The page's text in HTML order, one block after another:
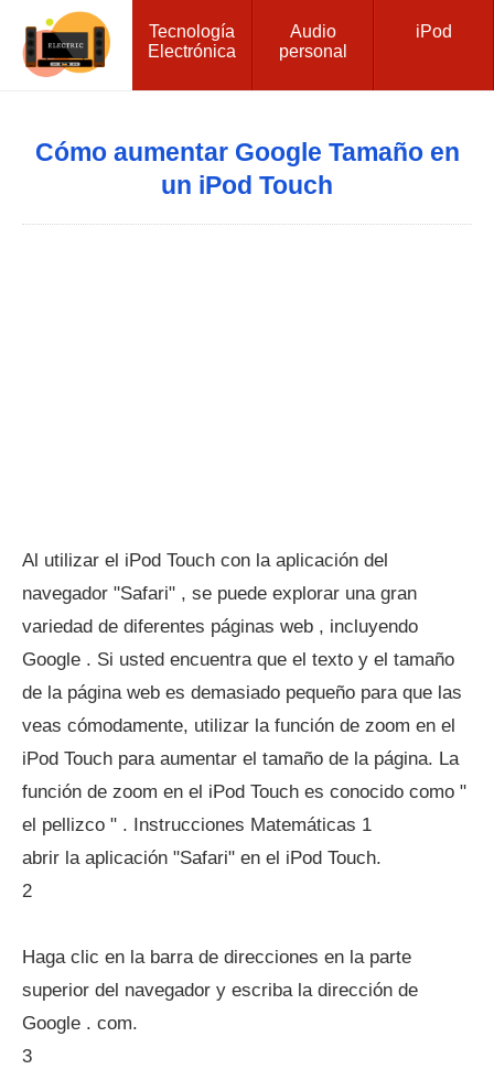
Tecnología
Electrónica
Audio
personal
iPod
Cómo aumentar Google Tamaño en
un iPod Touch
Al utilizar el iPod Touch con la aplicación del
navegador "Safari" , se puede explorar una gran
variedad de diferentes páginas web , incluyendo
Google . Si usted encuentra que el texto y el tamaño
de la página web es demasiado pequeño para que las
veas cómodamente, utilizar la función de zoom en el
iPod Touch para aumentar el tamaño de la página. La
función de zoom en el iPod Touch es conocido como "
el pellizco " . Instrucciones Matemáticas 1
abrir la aplicación "Safari" en el iPod Touch.
2
Haga clic en la barra de direcciones en la parte
superior del navegador y escriba la dirección de
Google . com.
3